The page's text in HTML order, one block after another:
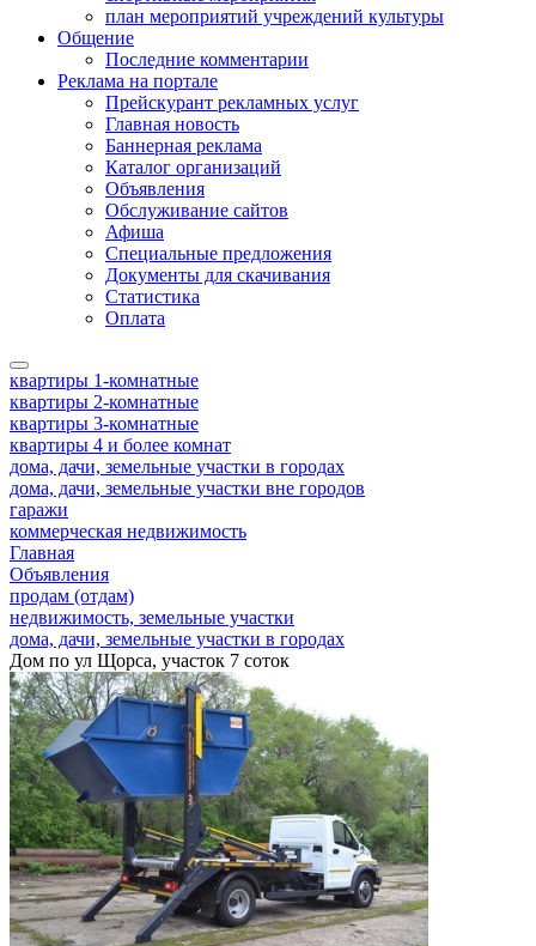
план мероприятий учреждений культуры
Общение
Последние комментарии
Реклама на портале
Прейскурант рекламных услуг
Главная новость
Баннерная реклама
Каталог организаций
Объявления
Обслуживание сайтов
Афиша
Специальные предложения
Документы для скачивания
Статистика
Оплата
квартиры 1-комнатные
квартиры 2-комнатные
квартиры 3-комнатные
квартиры 4 и более комнат
дома, дачи, земельные участки в городах
дома, дачи, земельные участки вне городов
гаражи
коммерческая недвижимость
Главная
Объявления
продам (отдам)
недвижимость, земельные участки
дома, дачи, земельные участки в городах
Дом по ул Щорса, участок 7 соток